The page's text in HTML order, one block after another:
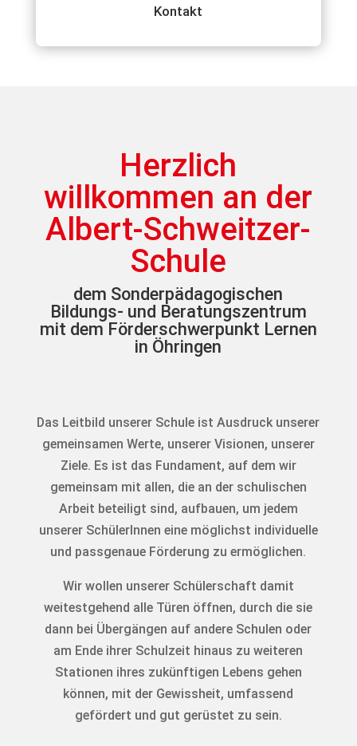
Kontakt
Herzlich
willkommen an der
Albert-Schweitzer-
Schule
dem Sonderpädagogischen
Bildungs- und Beratungszentrum
mit dem Förderschwerpunkt Lernen
in Öhringen
Das Leitbild unserer Schule ist Ausdruck unserer
gemeinsamen Werte, unserer Visionen, unserer
Ziele. Es ist das Fundament, auf dem wir
gemeinsam mit allen, die an der schulischen
Arbeit beteiligt sind, aufbauen, um jedem
unserer SchülerInnen eine möglichst individuelle
und passgenaue Förderung zu ermöglichen.
Wir wollen unserer Schülerschaft damit
weitestgehend alle Türen öffnen, durch die sie
dann bei Übergängen auf andere Schulen oder
am Ende ihrer Schulzeit hinaus zu weiteren
Stationen ihres zukünftigen Lebens gehen
können, mit der Gewissheit, umfassend
gefördert und gut gerüstet zu sein.